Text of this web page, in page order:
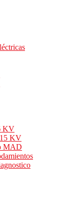
KV
KV
MAD